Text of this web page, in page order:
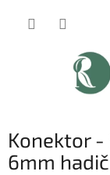
Konektor -
6mm